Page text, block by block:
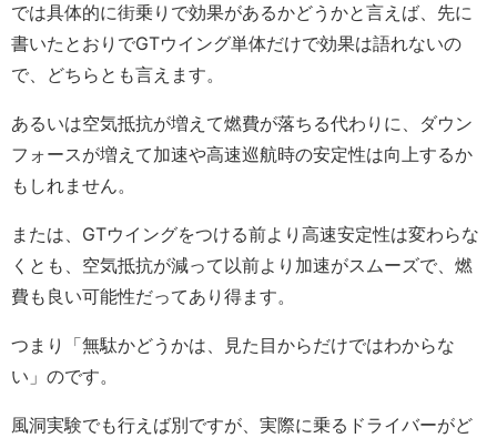
では具体的に街乗りで効果があるかどうかと言えば、先に
書いたとおりでGTウイング単体だけで効果は語れないの
で、どちらとも言えます。
あるいは空気抵抗が増えて燃費が落ちる代わりに、ダウン
フォースが増えて加速や高速巡航時の安定性は向上するか
もしれません。
または、GTウイングをつける前より高速安定性は変わらな
くとも、空気抵抗が減って以前より加速がスムーズで、燃
費も良い可能性だってあり得ます。
つまり「無駄かどうかは、見た目からだけではわからな
い」のです。
風洞実験でも行えば別ですが、実際に乗るドライバーがど